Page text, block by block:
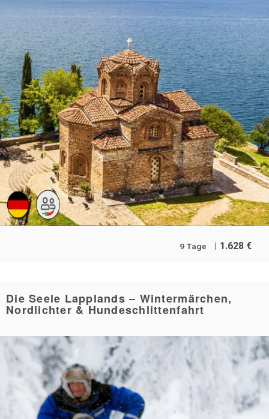
9 Tage 1.628 €
Die Seele Lapplands – Wintermärchen,
Nordlichter & Hundeschlittenfahrt